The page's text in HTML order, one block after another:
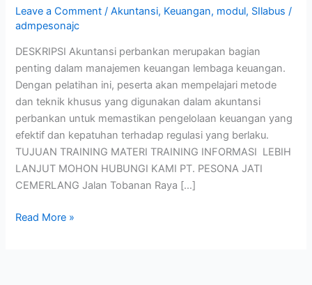
Leave a Comment /Akuntansi, Keuangan, modul, SIlabus /
admpesonajc
DESKRIPSI Akuntansi perbankan merupakan bagian
penting dalam manajemen keuangan lembaga keuangan.
Dengan pelatihan ini, peserta akan mempelajari metode
dan teknik khusus yang digunakan dalam akuntansi
perbankan untuk memastikan pengelolaan keuangan yang
efektif dan kepatuhan terhadap regulasi yang berlaku.
TUJUAN TRAINING MATERI TRAINING INFORMASI LEBIH
LANJUT MOHON HUBUNGI KAMI PT. PESONA JATI
CEMERLANG Jalan Tobanan Raya […]
Read More »